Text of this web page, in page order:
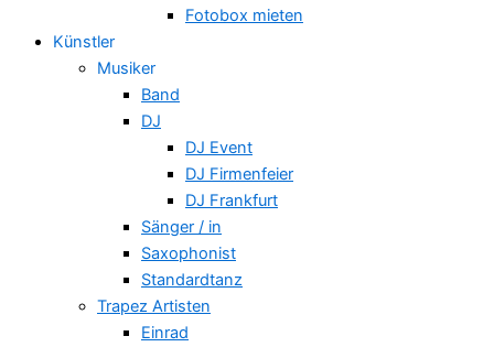
Fotobox mieten
Künstler
Musiker
Band
DJ
DJ Event
DJ Firmenfeier
DJ Frankfurt
Sänger / in
Saxophonist
Standardtanz
Trapez Artisten
Einrad